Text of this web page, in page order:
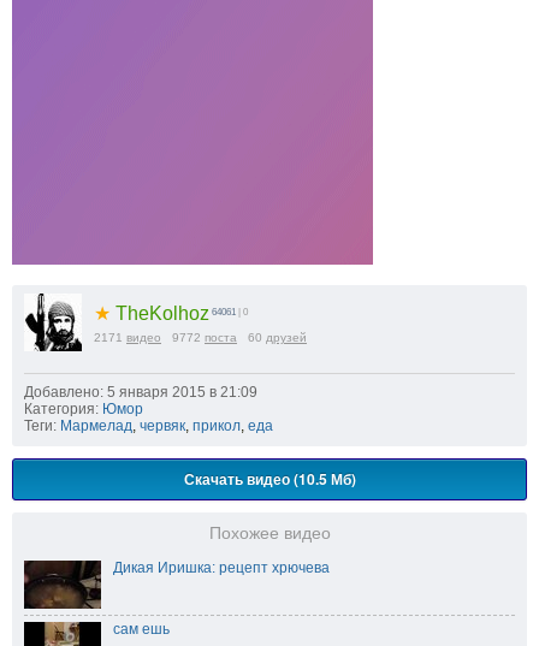
★ TheKolhoz 64061 | 0
2171 видео 9772 поста 60 друзей
Добавлено: 5 января 2015 в 21:09
Категория: Юмор
Теги: Мармелад червяк прикол еда
Скачать видео (10.5 Мб)
Похожее видео
Дикая Иришка: рецепт хрючева
сам ешь